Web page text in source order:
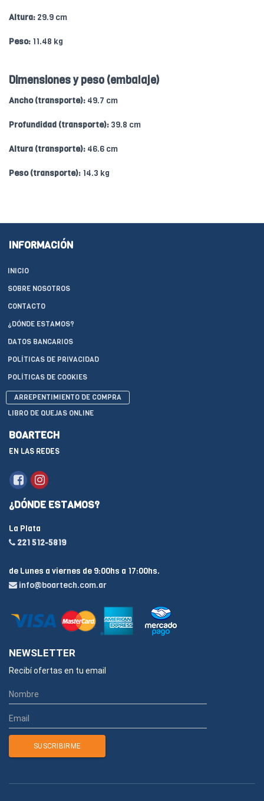
Altura: 29.9 cm
Peso: 11.48 kg
Dimensiones y peso (embalaje)
Ancho (transporte): 49.7 cm
Profundidad (transporte): 39.8 cm
Altura (transporte): 46.6 cm
Peso (transporte): 14.3 kg
INFORMACIÓN
INICIO
SOBRE NOSOTROS
CONTACTO
¿DÓNDE ESTAMOS?
DATOS BANCARIOS
POLÍTICAS DE PRIVACIDAD
POLÍTICAS DE COOKIES
ARREPENTIMIENTO DE COMPRA
LIBRO DE QUEJAS ONLINE
BOARTECH
EN LAS REDES
¿DÓNDE ESTAMOS?
La Plata
221 512-5819
de Lunes a viernes de 9:00hs a 17:00hs.
info@boartech.com.ar
NEWSLETTER
Recibí ofertas en tu email